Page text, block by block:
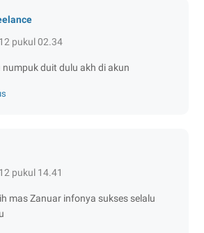
pukul 02.34
numpuk duit dulu akh di akun
pukul 14.41
mas Zanuar infonya sukses selalu